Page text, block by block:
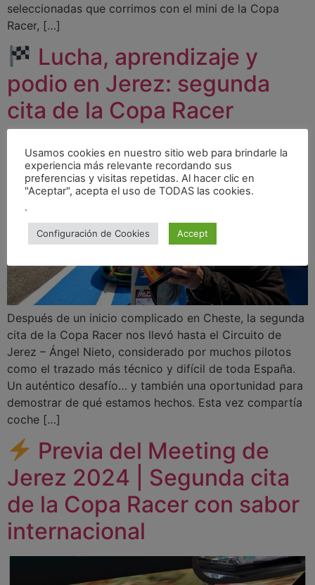
seleccionadas que corrimos con el mini de la Copa
Racer, […]
Lucha, aprendizaje y
podio en Jerez: segunda
cita de la Copa Racer
Después de un inicio complicado en Cheste, la segunda
cita de la Copa Racer nos llevó hasta el Circuito de
Jerez – Ángel Nieto, considerado por muchos pilotos
como el trazado más técnico y difícil de toda España.
Un auténtico desafío… y también una oportunidad para
demostrar de qué estamos hechos. Esta vez compartía
coche […]
Previa del Meeting de
Jerez 2024 | Segunda cita
de la Copa Racer con sabor
internacional
Usamos cookies en nuestro sitio web para brindarle la
experiencia más relevante recordando sus
preferencias y visitas repetidas. Al hacer clic en
"Aceptar", acepta el uso de TODAS las cookies.
.
Configuración de Cookies Accept